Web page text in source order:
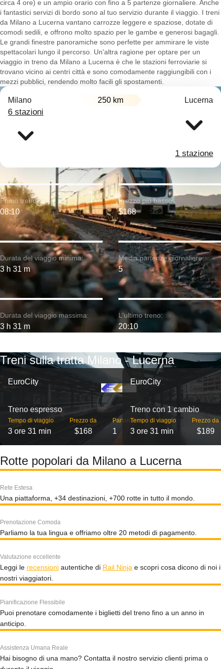
circa 4 ore) e un ampio orario con fino a 5 partenze giornaliere. Anche
i fantastici servizi di bordo sono al tuo servizio durante il viaggio. I treni
da Milano a Lucerna vantano carrozze leggere e spaziose, dotate di
comodi sedili, e offrono molto spazio per le gambe e generosi bagagli.
Le grandi finestre panoramiche sono perfette per ammirare le viste
spettacolari lungo il percorso. Un'altra ragione per optare per un
viaggio in treno da Milano a Lucerna è che le stazioni ferroviarie si
trovano vicino ai centri città e sono comodamente raggiungibili con i
mezzi pubblici, rendendo molto facili gli spostamenti.
Milano 250 km Lucerna
6 stazioni
1 stazione
Durata del viaggio minima:
3 h 31 m
Primo treno:
08:10
Durata del viaggio massima:
3 h 31 m
Prezzo più basso:
$168
Media partenze giornaliere:
5
L'ultimo treno:
20:10
Treni sulla tratta Milano - Lucerna
EuroCity
Treno espresso
Tempo di viaggio
3 ore 31 min
Prezzo da
$168
Partenze
1
EuroCity
Treno con 1 cambio
Tempo di viaggio
3 ore 31 min
Prezzo da
$189
Rotte popolari da Milano a Lucerna
Rete Estesa
Una piattaforma, +34 destinazioni, +700 rotte in tutto il mondo.
Prenotazione Comoda
Parliamo la tua lingua e offriamo oltre 20 metodi di pagamento.
Valutazione eccellente
Leggi le recensioni autentiche di Rail Ninja e scopri cosa dicono di noi i
nostri viaggiatori.
Pianificazione Flessibile
Puoi prenotare comodamente i biglietti del treno fino a un anno in
anticipo.
Assistenza Umana Reale
Hai bisogno di una mano? Contatta il nostro servizio clienti prima o